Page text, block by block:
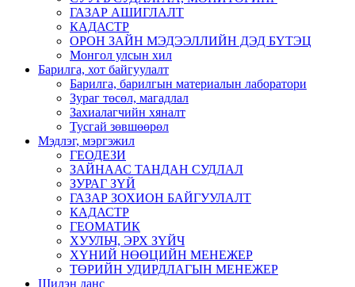
ГАЗАР АШИГЛАЛТ
КАДАСТР
ОРОН ЗАЙН МЭДЭЭЛЛИЙН ДЭД БҮТЭЦ
Монгол улсын хил
Барилга, хот байгуулалт
Барилга, барилгын материалын лаборатори
Зураг төсөл, магадлал
Захиалагчийн хяналт
Тусгай зөвшөөрөл
Мэдлэг, мэргэжил
ГЕОДЕЗИ
ЗАЙНААС ТАНДАН СУДЛАЛ
ЗУРАГ ЗҮЙ
ГАЗАР ЗОХИОН БАЙГУУЛАЛТ
КАДАСТР
ГЕОМАТИК
ХУУЛЬЧ, ЭРХ ЗҮЙЧ
ХҮНИЙ НӨӨЦИЙН МЕНЕЖЕР
ТӨРИЙН УДИРДЛАГЫН МЕНЕЖЕР
Шилэн данс